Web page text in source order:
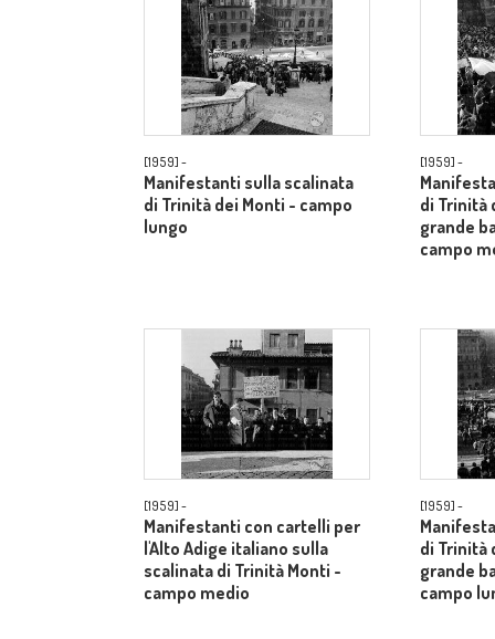
[1959] -
Manifestanti sulla scalinata
di Trinità dei Monti - campo
lungo
[1959] -
di Trinità
grande
campo
[1959] -
Manifestanti con cartelli per
l'Alto Adige italiano sulla
scalinata di Trinità Monti -
campo medio
[1959] -
di Trinità
grande
campo